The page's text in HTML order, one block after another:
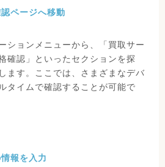
ページへ移動
ションメニューから、「買取サー
確認」といったセクションを探
ます。ここでは、さまざまなデバ
タイムで確認することが可能で
報を入力